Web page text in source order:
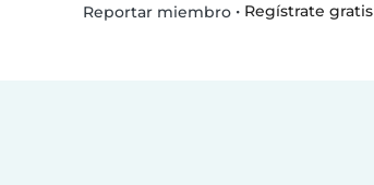
Reportar miembro• Regístrate gratis